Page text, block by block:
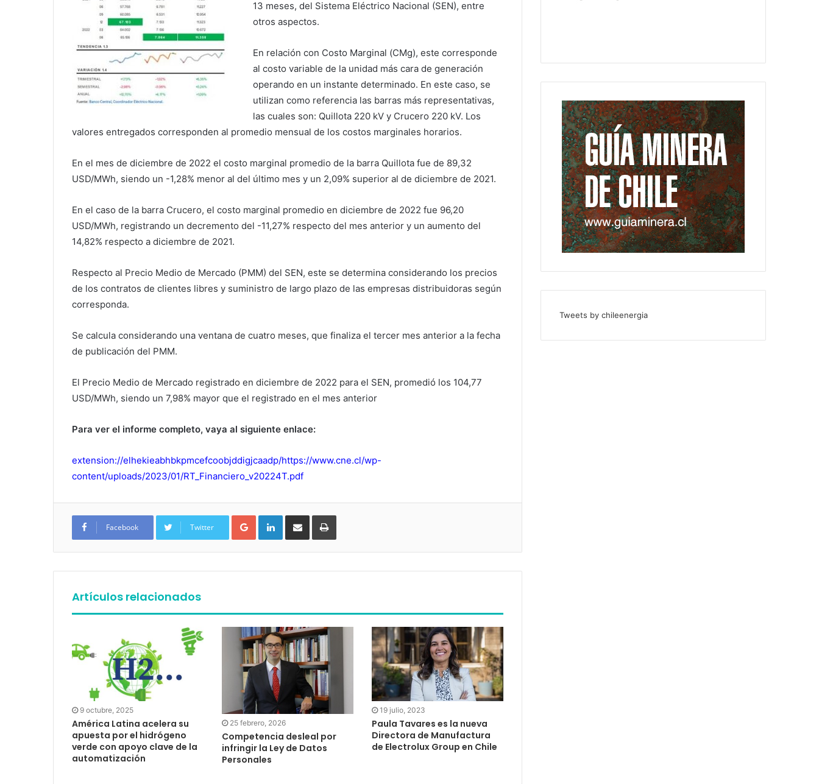
13 meses, del Sistema Eléctrico Nacional (SEN), entre
otros aspectos.
En relación con Costo Marginal (CMg), este corresponde
al costo variable de la unidad más cara de generación
operando en un instante determinado. En este caso, se
utilizan como referencia las barras más representativas,
las cuales son: Quillota 220 kV y Crucero 220 kV. Los
valores entregados corresponden al promedio mensual de los costos marginales horarios.
En el mes de diciembre de 2022 el costo marginal promedio de la barra Quillota fue de 89,32
USD/MWh, siendo un -1,28% menor al del último mes y un 2,09% superior al de diciembre de 2021.
En el caso de la barra Crucero, el costo marginal promedio en diciembre de 2022 fue 96,20
USD/MWh, registrando un decremento del -11,27% respecto del mes anterior y un aumento del
14,82% respecto a diciembre de 2021.
Respecto al Precio Medio de Mercado (PMM) del SEN, este se determina considerando los precios
de los contratos de clientes libres y suministro de largo plazo de las empresas distribuidoras según
corresponda.
Se calcula considerando una ventana de cuatro meses, que finaliza el tercer mes anterior a la fecha
de publicación del PMM.
El Precio Medio de Mercado registrado en diciembre de 2022 para el SEN, promedió los 104,77
USD/MWh, siendo un 7,98% mayor que el registrado en el mes anterior
Para ver el informe completo, vaya al siguiente enlace:
extension://elhekieabhbkpmcefcoobjddigjcaadp/https://www.cne.cl/wp-
content/uploads/2023/01/RT_Financiero_v20224T.pdf
Facebook Twitter
Google+ LinkedIn
Artículos relacionados
9 octubre, 2025
América Latina acelera su
apuesta por el hidrógeno
verde con apoyo clave de la
automatización
25 febrero, 2026
Competencia desleal por
infringir la Ley de Datos
Personales
19 julio, 2023
Paula Tavares es la nueva
Directora de Manufactura
de Electrolux Group en Chile
Tweets by chileenergia